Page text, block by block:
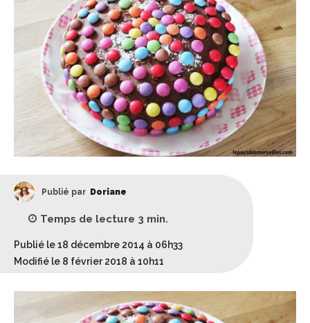
Publié par Doriane
Temps de lecture 3 min.
Publié le 18 décembre 2014 à 06h33
Modifié le 8 février 2018 à 10h11